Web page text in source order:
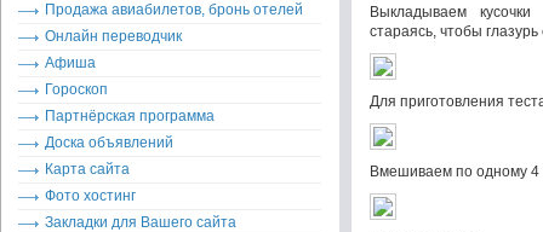
Выкладываем
стараясь, чтобы
Для приготовления
Вмешиваем по одному 4
Продажа авиабилетов, бронь отелей
Онлайн переводчик
Афиша
Гороскоп
Партнёрская программа
Доска объявлений
Карта сайта
Фото хостинг
Закладки для Вашего сайта